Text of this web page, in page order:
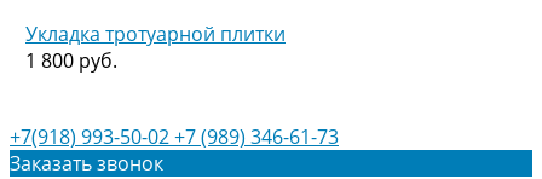
Укладка тротуарной плитки
1 800 руб.
+7(918) 993-50-02+7 (989) 346-61-73
Заказать звонок